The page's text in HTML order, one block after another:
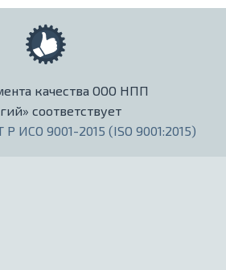
качества ООО НПП
соответствует
Р ИСО 9001-2015 (ISO 9001:2015)